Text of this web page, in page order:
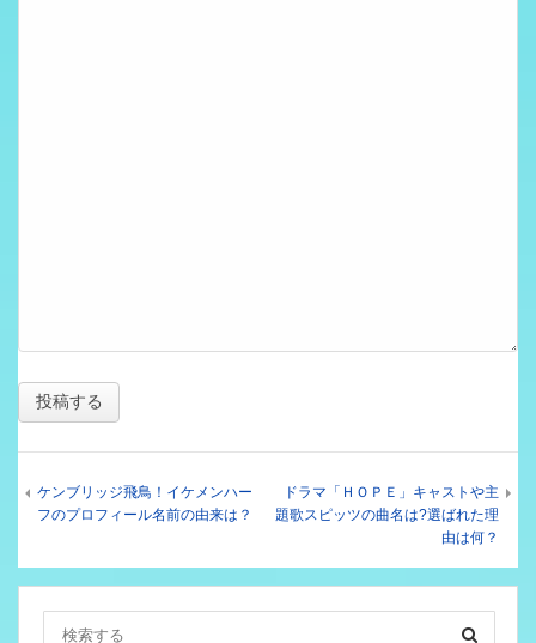
ケンブリッジ飛鳥！イケメンハー
フのプロフィール名前の由来は？
ドラマ「ＨＯＰＥ」キャストや主
題歌スピッツの曲名は?選ばれた理
由は何？